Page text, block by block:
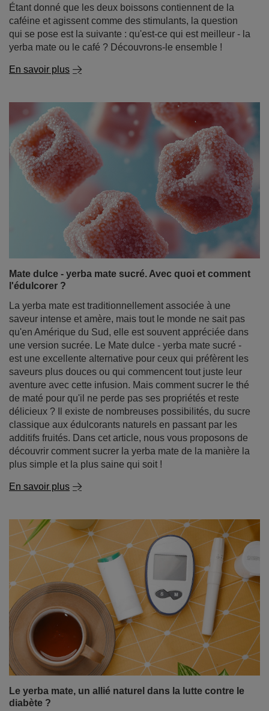
Étant donné que les deux boissons contiennent de la
caféine et agissent comme des stimulants, la question
qui se pose est la suivante : qu'est-ce qui est meilleur - la
yerba mate ou le café ? Découvrons-le ensemble !
En savoir plus
Mate dulce - yerba mate sucré. Avec quoi et comment
l'édulcorer ?
La yerba mate est traditionnellement associée à une
saveur intense et amère, mais tout le monde ne sait pas
qu'en Amérique du Sud, elle est souvent appréciée dans
une version sucrée. Le Mate dulce - yerba mate sucré -
est une excellente alternative pour ceux qui préfèrent les
saveurs plus douces ou qui commencent tout juste leur
aventure avec cette infusion. Mais comment sucrer le thé
de maté pour qu'il ne perde pas ses propriétés et reste
délicieux ? Il existe de nombreuses possibilités, du sucre
classique aux édulcorants naturels en passant par les
additifs fruités. Dans cet article, nous vous proposons de
découvrir comment sucrer la yerba mate de la manière la
plus simple et la plus saine qui soit !
En savoir plus
Le yerba mate, un allié naturel dans la lutte contre le
diabète ?